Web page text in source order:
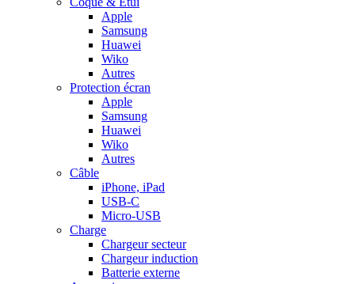
Apple
Samsung
Huawei
Wiko
Autres
Protection écran
Apple
Samsung
Huawei
Wiko
Autres
Câble
iPhone, iPad
USB-C
Micro-USB
Charge
Chargeur secteur
Chargeur induction
Batterie externe